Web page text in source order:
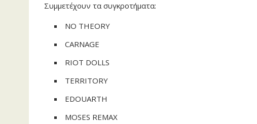
Συμμετέχουν τα συγκροτήματα:
NO THEORY
CARNAGE
RIOT DOLLS
TERRITORY
EDOUARTH
MOSES REMAX